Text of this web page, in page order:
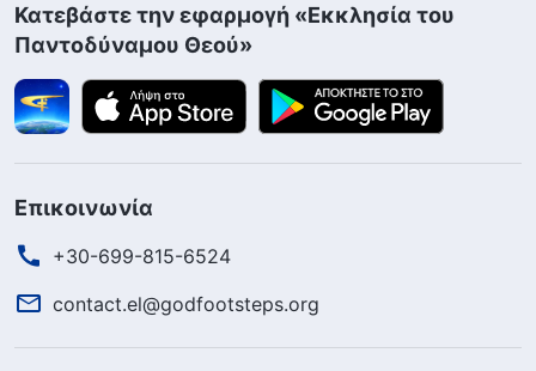
Κατεβάστε την εφαρμογή «Εκκλησία του
Παντοδύναμου Θεού»
Επικοινωνία
+30-699-815-6524
contact.el@godfootsteps.org